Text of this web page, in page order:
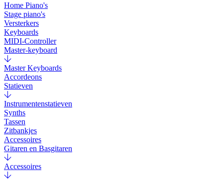
Home Piano's
Stage piano's
Versterkers
Keyboards
MIDI-Controller
Master-keyboard
Master Keyboards
Accordeons
Statieven
Instrumentenstatieven
Synths
Tassen
Zitbankjes
Accessoires
Gitaren en Basgitaren
Accessoires